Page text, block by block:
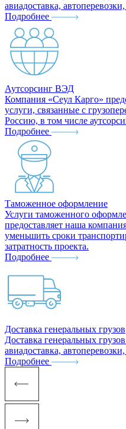
авиадоставка,
Подробнее
Аутсорсинг ВЭД
Компания «Сеул Карго»
услуги, связанные с
Россию, в том числе
Подробнее
Таможенное оформление
Услуги таможенного
предоставляет наша
уменьшить сроки
затратность проекта.
Подробнее
Доставка генеральных грузов
Доставка генеральных
авиадоставка,
Подробнее